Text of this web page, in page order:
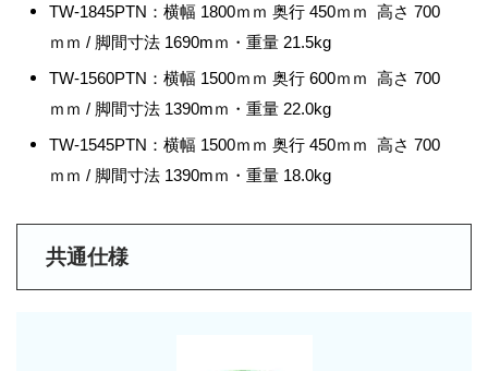
TW-1845PTN：横幅 1800ｍｍ 奥行 450ｍｍ 高さ 700
ｍｍ / 脚間寸法 1690mｍ・重量 21.5kg
TW-1560PTN：横幅 1500ｍｍ 奥行 600ｍｍ 高さ 700
ｍｍ / 脚間寸法 1390mｍ・重量 22.0kg
TW-1545PTN：横幅 1500ｍｍ 奥行 450ｍｍ 高さ 700
ｍｍ / 脚間寸法 1390mｍ・重量 18.0kg
共通仕様